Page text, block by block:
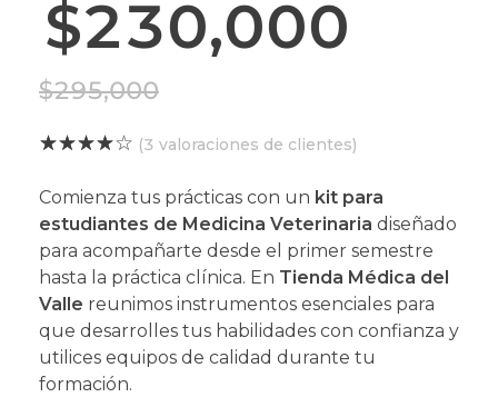
$230,000
$295,000
(3 valoraciones de clientes)
Comienza tus prácticas con un kit para
estudiantes de Medicina Veterinaria diseñado
para acompañarte desde el primer semestre
hasta la práctica clínica. En Tienda Médica del
Valle reunimos instrumentos esenciales para
que desarrolles tus habilidades con confianza y
utilices equipos de calidad durante tu
formación.